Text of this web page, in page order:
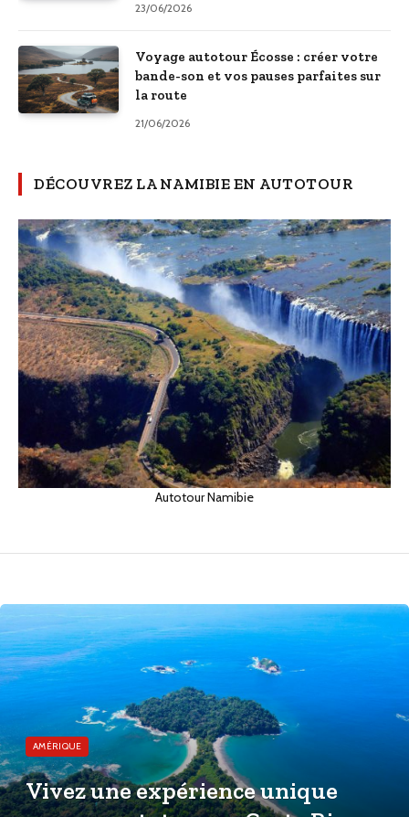
23/06/2026
Voyage autotour Écosse : créer votre
bande-son et vos pauses parfaites sur
la route
21/06/2026
DÉCOUVREZ LA NAMIBIE EN AUTOTOUR
Autotour Namibie
AMÉRIQUE
Vivez une expérience unique